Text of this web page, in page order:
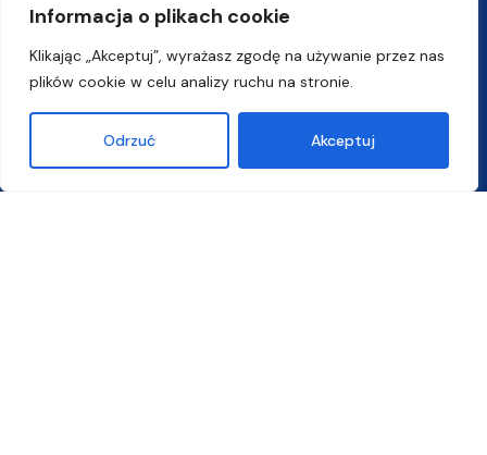
Informacja o plikach cookie
Klikając „Akceptuj”, wyrażasz zgodę na używanie przez nas
plików cookie w celu analizy ruchu na stronie.
Odrzuć Akceptuj
Złóż dokumenty